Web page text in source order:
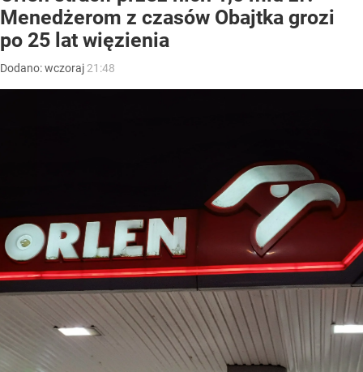
Menedżerom z czasów Obajtka grozi
po 25 lat więzienia
Dodano:wczoraj 21:48